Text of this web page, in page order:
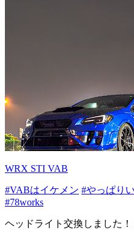
WRX STI VAB
#VABはイケメン #やっぱり
#78works
ヘッドライト交換しました！